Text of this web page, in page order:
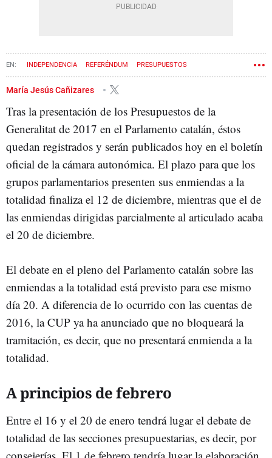
INDEPENDENCIA REFERÉNDUM PRESUPUESTOS
ORIOL JUNQUERAS TRIBUNAL CONSTITUCIONAL
María Jesús Cañizares
Tras la presentación de los Presupuestos de la
Generalitat de 2017 en el Parlamento catalán, éstos
quedan registrados y serán publicados hoy en el boletín
oficial de la cámara autonómica. El plazo para que los
grupos parlamentarios presenten sus enmiendas a la
totalidad finaliza el 12 de diciembre, mientras que el de
las enmiendas dirigidas parcialmente al articulado acaba
el 20 de diciembre.
El debate en el pleno del Parlamento catalán sobre las
enmiendas a la totalidad está previsto para ese mismo
día 20. A diferencia de lo ocurrido con las cuentas de
2016, la CUP ya ha anunciado que no bloqueará la
tramitación, es decir, que no presentará enmienda a la
totalidad.
A principios de febrero
Entre el 16 y el 20 de enero tendrá lugar el debate de
totalidad de las secciones presupuestarias, es decir, por